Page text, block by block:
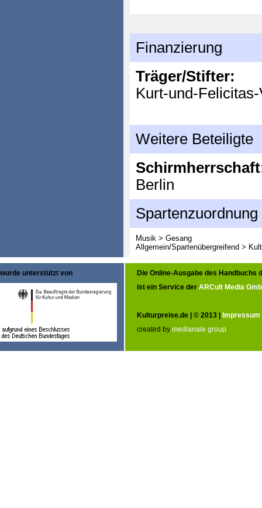
Finanzierung
Träger/Stifter:
Kurt-und-
Weitere Beteiligte
Berlin
Spartenzuordnung
Musik > Gesang
Allgemein/Spartenübergreifend >
wurde unterstützt von
Die Online-Ausgabe des Handbuchs
ist ein Service der ARCult Media
Kulturpreise.de | © 2013 | Impressum
created by medianale group